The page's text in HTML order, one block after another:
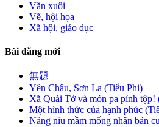
Văn xuôi
Vẽ, hội họa
Xã hội, giáo dục
Bài đăng mới
無題
Yên Châu, Sơn La (Tiểu Phi)
Xã Quài Tở và món pa pỉnh tộp!
Một hình thức của hạnh phúc
Nâng niu mầm mống nhân bản